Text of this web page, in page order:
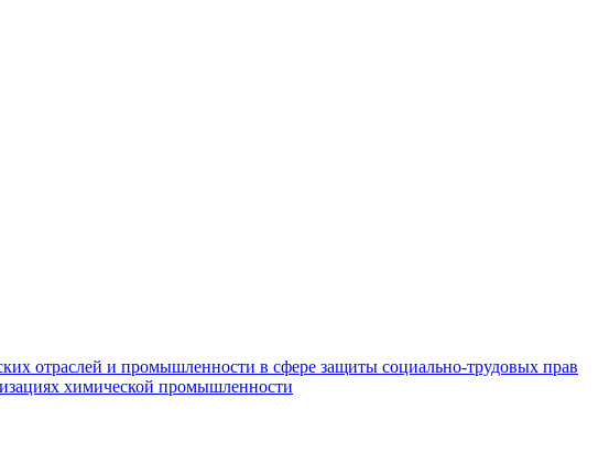
отраслей и промышленности в сфере защиты социально-трудовых прав
химической промышленности